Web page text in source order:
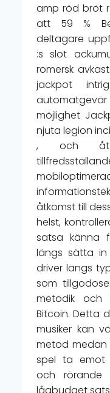
amp röd bröt
att 59 %
deltagare
:s slot
romersk
jackpot
automatgevär
möjlighet
njuta legion
, och
åtkomst till
helst,
satsa känna
längs sätta in
driver längs
som
metodik och
Bitcoin. Detta
musiker kan
metod medan
spel ta emot
och rörande
lågbudget